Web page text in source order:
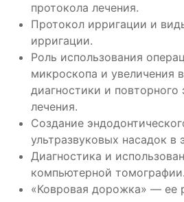
протокола лечения.
Протокол ирригации и
ирригации.
Роль использования
микроскопа и увеличения
диагностики и повторного
лечения.
Создание
ультразвуковых насадок в
Диагностика и
компьютерной томографии.
«Ковровая дорожка» — ее